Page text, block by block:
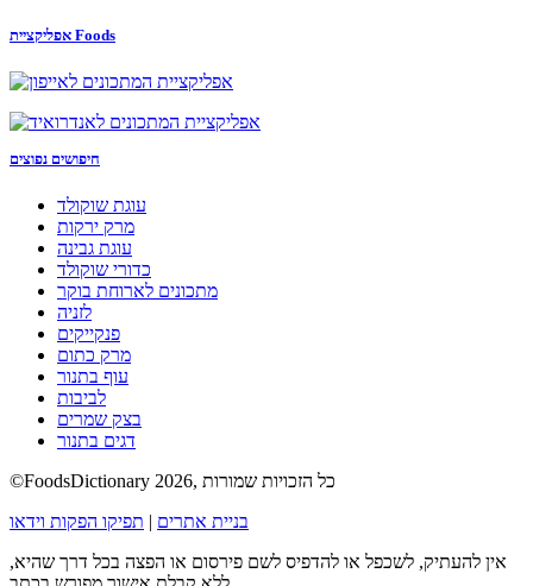
אפליקציית Foods
חיפושים נפוצים
עוגת שוקולד
מרק ירקות
עוגת גבינה
כדורי שוקולד
מתכונים לארוחת בוקר
לזניה
פנקייקים
מרק כתום
עוף בתנור
לביבות
בצק שמרים
דגים בתנור
©FoodsDictionary 2026, כל הזכויות שמורות
בניית אתרים | תפיקו הפקות וידאו
אין להעתיק, לשכפל או להדפיס לשם פירסום או הפצה בכל דרך שהיא,